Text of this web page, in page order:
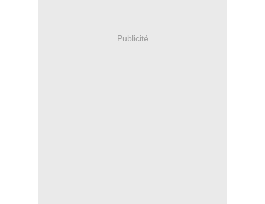
Publicité